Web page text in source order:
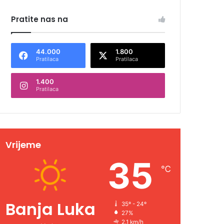
Pratite nas na
44.000
Pratilaca
1.800
Pratilaca
1.400
Pratilaca
Vrijeme
Banja Luka
35 ℃
35º - 24º
27%
2.1 km/h